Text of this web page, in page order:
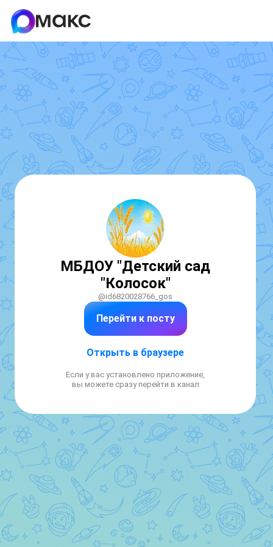
МБДОУ "Детский сад
"Колосок"
@id6820028766_gos
Перейти к посту
Открыть в браузере
Если у вас установлено приложение,
вы можете сразу перейти в канал